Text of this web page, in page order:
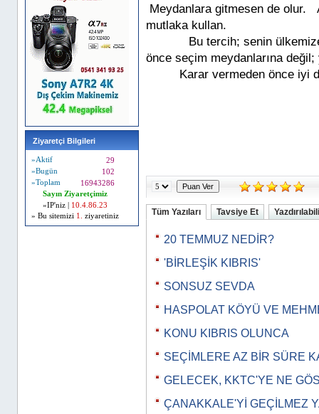
Ziyaretçi Bilgileri
»Aktif
29
»Bugün
102
»Toplam
16943286
Sayın Ziyaretçimiz
»IP'niz |
10.4.86.23
» Bu sitemizi 1. ziyaretiniz
Meydanlara gitmesen de olur.
mutlaka kullan.
Bu tercih; senin
önce seçim meydanlarına
Karar vermeden önce iyi
Tüm Yazıları Tavsiye Et
20 TEMMUZ NEDİR?
'BİRLEŞİK KIBRIS'
SONSUZ SEVDA
HASPOLAT KÖYÜ VE
KONU KIBRIS OLUNCA
SEÇİMLERE AZ BİR SÜRE
GELECEK, KKTC'YE NE
ÇANAKKALE'Yİ GEÇİLMEZ